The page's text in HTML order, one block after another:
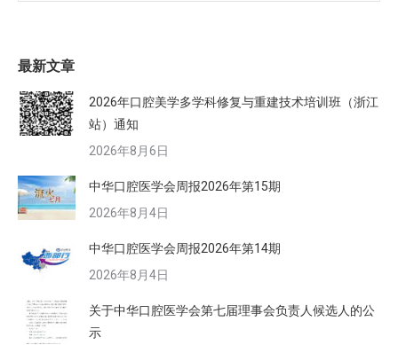
最新文章
2026年口腔美学多学科修复与重建技术培训班（浙江
站）通知
2026年8月6日
中华口腔医学会周报2026年第15期
2026年8月4日
中华口腔医学会周报2026年第14期
2026年8月4日
关于中华口腔医学会第七届理事会负责人候选人的公
示